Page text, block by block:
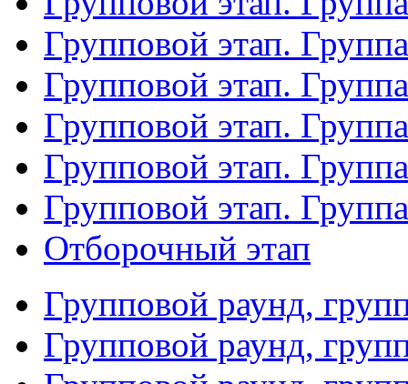
Групповой этап.
Групповой этап.
Групповой этап.
Групповой этап.
Групповой этап.
Отборочный этап
Групповой раунд,
Групповой раунд,